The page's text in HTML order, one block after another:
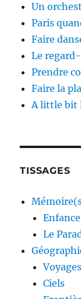
Un
Paris
Faire
Le
Prendre
Faire la
A little bit
TISSAGES
Enfance
Le
Voyages
Ciels